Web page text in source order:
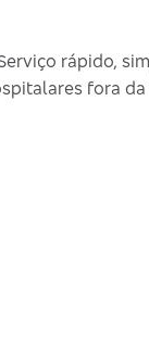
rápido,
fora